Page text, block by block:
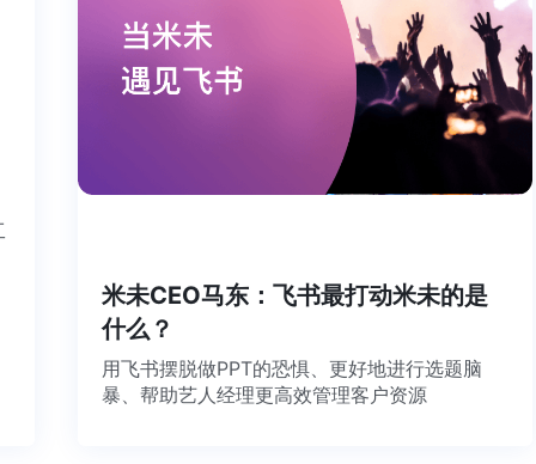
米未CEO马东：飞书最打动米未的是
什么？
用飞书摆脱做PPT的恐惧、更好地进行选题脑
暴、帮助艺人经理更高效管理客户资源